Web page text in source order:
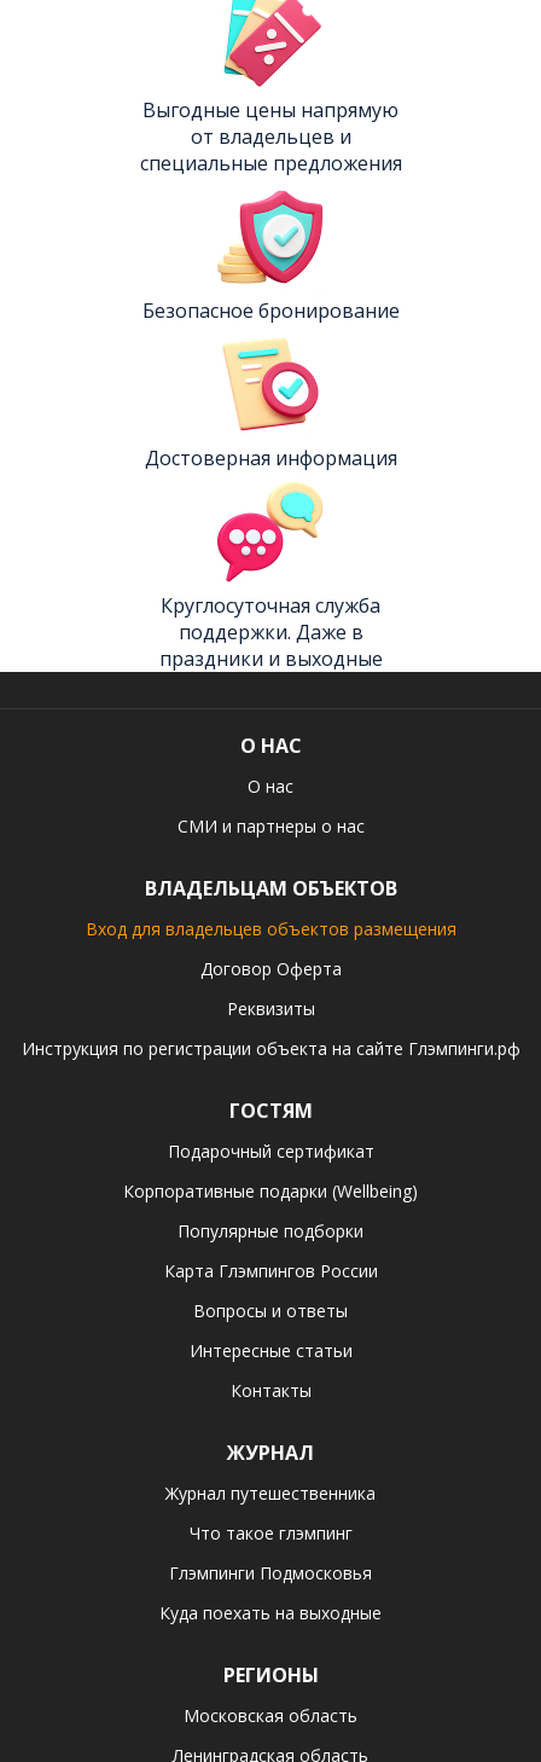
Выгодные цены напрямую
от владельцев и
специальные предложения
Безопасное бронирование
Достоверная информация
Круглосуточная служба
поддержки. Даже в
праздники и выходные
О НАС
О нас
СМИ и партнеры о нас
ВЛАДЕЛЬЦАМ ОБЪЕКТОВ
Вход для владельцев объектов размещения
Договор Оферта
Реквизиты
Инструкция по регистрации объекта на сайте Глэмпинги.рф
ГОСТЯМ
Подарочный сертификат
Корпоративные подарки (Wellbeing)
Популярные подборки
Карта Глэмпингов России
Вопросы и ответы
Интересные статьи
Контакты
ЖУРНАЛ
Журнал путешественника
Что такое глэмпинг
Глэмпинги Подмосковья
Куда поехать на выходные
РЕГИОНЫ
Московская область
Ленинградская область